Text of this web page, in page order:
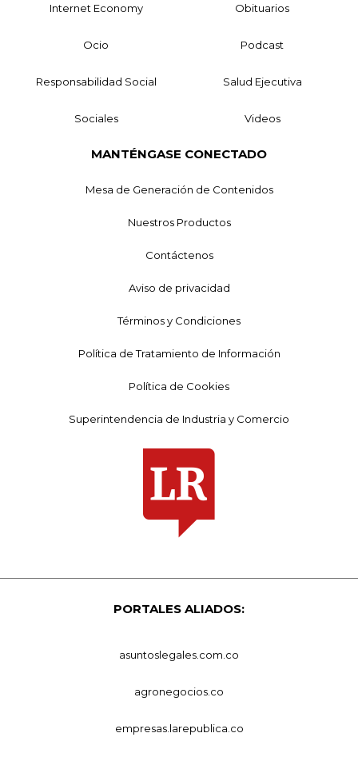
Internet Economy Obituarios
Ocio Podcast
Responsabilidad Social Salud Ejecutiva
Sociales Videos
MANTÉNGASE CONECTADO
Mesa de Generación de Contenidos
Nuestros Productos
Contáctenos
Aviso de privacidad
Términos y Condiciones
Política de Tratamiento de Información
Política de Cookies
Superintendencia de Industria y Comercio
PORTALES ALIADOS:
asuntoslegales.com.co
agronegocios.co
empresas.larepublica.co